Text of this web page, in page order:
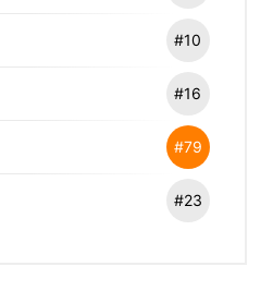
#10
#16
#79
#23